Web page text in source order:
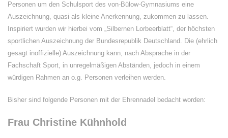
Personen um den Schulsport des von-Bülow-Gymnasiums eine
Auszeichnung, quasi als kleine Anerkennung, zukommen zu lassen.
Inspiriert wurden wir hierbei vom „Silbernen Lorbeerblatt“, der höchsten
sportlichen Auszeichnung der Bundesrepublik Deutschland. Die (ehrlich
gesagt inoffizielle) Auszeichnung kann, nach Absprache in der
Fachschaft Sport, in unregelmäßigen Abständen, jedoch in einem
würdigen Rahmen an o.g. Personen verleihen werden.
Bisher sind folgende Personen mit der Ehrennadel bedacht worden:
Frau Christine Kühnhold